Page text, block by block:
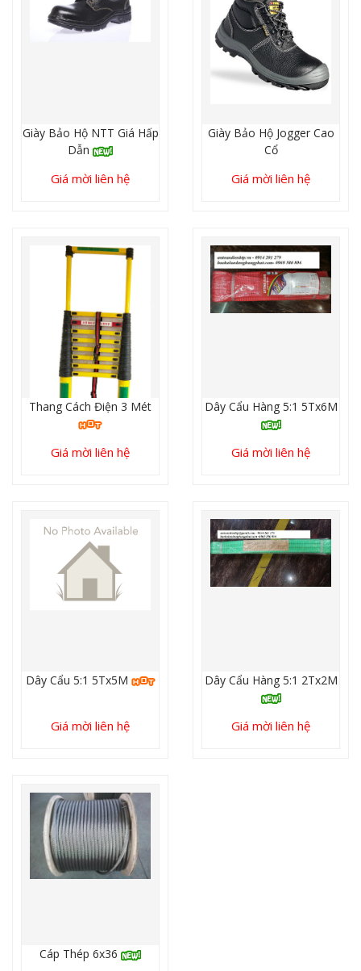
Giày Bảo Hộ NTT Giá Hấp
Dẫn
Giá mời liên hệ
Giày Bảo Hộ Jogger Cao
Cổ
Giá mời liên hệ
Thang Cách Điện 3 Mét
Giá mời liên hệ
Dây Cẩu Hàng 5:1 5Tx6M
Giá mời liên hệ
Dây Cẩu 5:1 5Tx5M
Giá mời liên hệ
Dây Cẩu Hàng 5:1 2Tx2M
Giá mời liên hệ
Cáp Thép 6x36